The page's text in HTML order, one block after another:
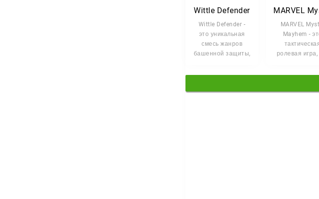
Wittle Defender
Wittle Defender -
это уникальная
смесь жанров
башенной защиты,
MARVEL
Mayhem -
ролевая игра,